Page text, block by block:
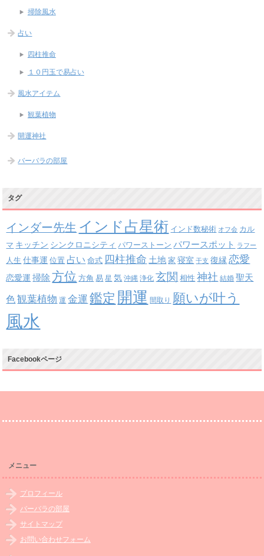
掃除風水
占い
四柱推命
１０円玉で易占い
風水アイテム
観葉植物
開運神社
バーバラの部屋
タグ
インダー先生 インド占星術 インド数秘術 オフ会 カル
マ キッチン シンクロニシティ パワーストーン パワースポット ラフー
人生 仕事運 位置 占い 命式 四柱推命 土地 家 寝室 干支 復縁 恋愛
恋愛運 掃除 方位 方角 易 星 気 沖縄 浄化 玄関 相性 神社 結婚 聖天
色 観葉植物 運 金運 鑑定 開運 間取り 願いが叶う
風水
Facebookページ
メニュー
プロフィール
バーバラの部屋
サイトマップ
お問い合わせフォーム